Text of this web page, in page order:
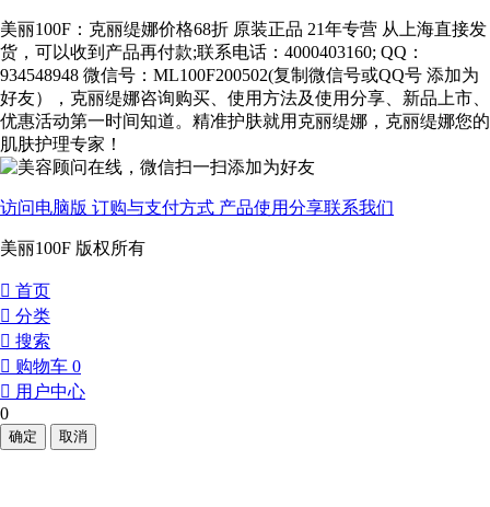
美丽100F：克丽缇娜价格68折 原装正品 21年专营 从上海直接发
货，可以收到产品再付款;联系电话：4000403160; QQ：
934548948 微信号：ML100F200502(复制微信号或QQ号 添加为
好友），克丽缇娜咨询购买、使用方法及使用分享、新品上市、
优惠活动第一时间知道。精准护肤就用克丽缇娜，克丽缇娜您的
肌肤护理专家！
访问电脑版 订购与支付方式 产品使用分享联系我们
美丽100F 版权所有
󰀁 首页
󰀂 分类
󰀃 搜索
󰀄 购物车 0
󰀅 用户中心
0
确定 取消